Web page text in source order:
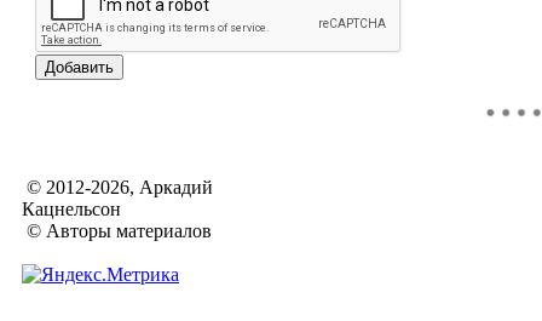
© 2012-2026, Аркадий
Кацнельсон
© Авторы материалов